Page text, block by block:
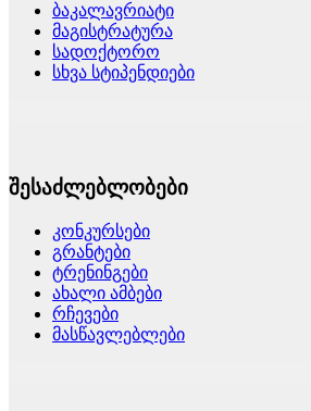
ბაკალავრიატი
მაგისტრატურა
სადოქტორო
სხვა სტიპენდიები
შესაძლებლობები
კონკურსები
გრანტები
ტრენინგები
ახალი ამბები
რჩევები
მასწავლებლები